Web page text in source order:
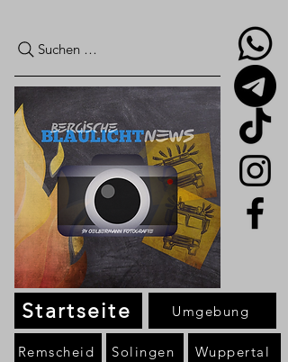
Suchen …
Startseite
Remscheid Solingen Wuppertal
Umgebung